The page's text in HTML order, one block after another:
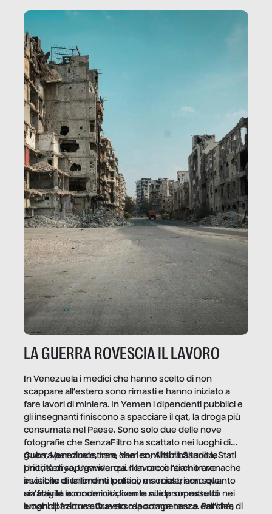
LA GUERRA ROVESCIA IL LAVORO
In Venezuela i medici che hanno scelto di non
scappare all’estero sono rimasti e hanno iniziato a
fare lavori di miniera. In Yemen i dipendenti pubblici e
gli insegnanti finiscono a spacciare il qat, la droga più
consumata nel Paese. Sono solo due delle nove
fotografie che SenzaFiltro ha scattato nei luoghi di
guerra per dimostrare che i conflitti ribaltano le
priorità di sopravvivenza. Il lavoro è l’architrave
invisibile di un ordine politico e sociale, non solo
un’attività economica: diventa nitida soprattutto nei
luoghi di frattura. Questo reportage nasce dall’idea
Cuba, Venezuela, Iran, Yemen, Arabia Saudita, Stati
Uniti, Kenya, Uganda: qui non raccontiamo cronache
esotiche di fallimenti lontani, ma mostriamo quanto
sia fragile la modernità, con le sue promesse di
emancipazione attraverso la competenza. Perché, di